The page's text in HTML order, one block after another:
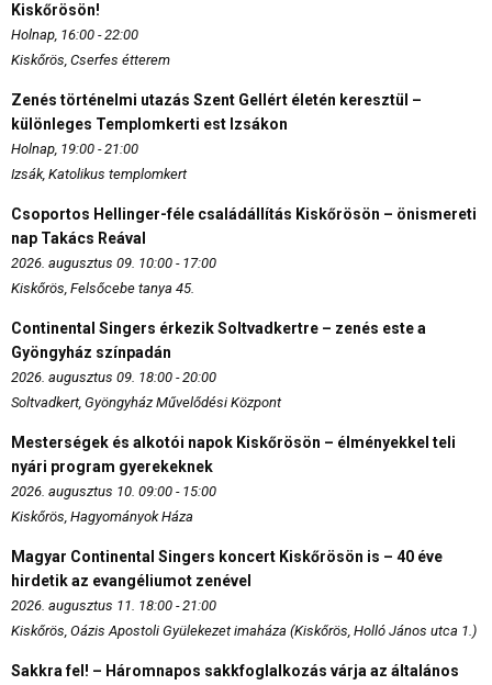
Kiskőrösön!
Holnap, 16:00 - 22:00
Kiskőrös, Cserfes étterem
Zenés történelmi utazás Szent Gellért életén keresztül –
különleges Templomkerti est Izsákon
Holnap, 19:00 - 21:00
Izsák, Katolikus templomkert
Csoportos Hellinger-féle családállítás Kiskőrösön – önismereti
nap Takács Reával
2026. augusztus 09. 10:00 - 17:00
Kiskőrös, Felsőcebe tanya 45.
Continental Singers érkezik Soltvadkertre – zenés este a
Gyöngyház színpadán
2026. augusztus 09. 18:00 - 20:00
Soltvadkert, Gyöngyház Művelődési Központ
Mesterségek és alkotói napok Kiskőrösön – élményekkel teli
nyári program gyerekeknek
2026. augusztus 10. 09:00 - 15:00
Kiskőrös, Hagyományok Háza
Magyar Continental Singers koncert Kiskőrösön is – 40 éve
hirdetik az evangéliumot zenével
2026. augusztus 11. 18:00 - 21:00
Kiskőrös, Oázis Apostoli Gyülekezet imaháza (Kiskőrös, Holló János utca 1.)
Sakkra fel! – Háromnapos sakkfoglalkozás várja az általános